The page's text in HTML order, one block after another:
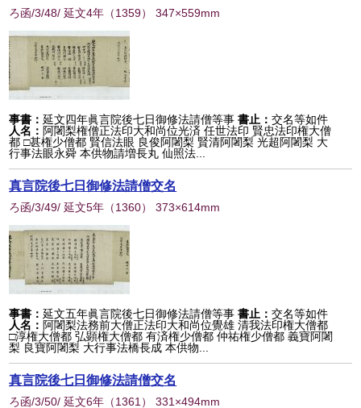
ろ函/3/48/ 延文4年 （1359） 347×559mm
事書：延文四年眞言院後七日御修法請僧等事 書止：交名等如件
人名： 阿闍梨権僧正法印大和尚位光済 任世法印 賢忠法印権大僧
都 □甚権少僧都 賢信法眼 良俊阿闍梨 賢清阿闍梨 光超阿闍梨 大
行事法眼永舜 本供物請増長丸 仙照法...
真言院後七日御修法請僧交名
ろ函/3/49/ 延文5年 （1360） 373×614mm
事書：延文五年眞言院後七日御修法請僧等事 書止：交名等如件
人名： 阿闍梨法務前大僧正法印大和尚位覺雄 清我法印権大僧都
□淳権大僧都 弘顕権大僧都 有済権少僧都 仲祐権少僧都 義寶阿闍
梨 良寶阿闍梨 大行事法橋長成 本供物...
真言院後七日御修法請僧交名
ろ函/3/50/ 延文6年 （1361 ） 331×494mm